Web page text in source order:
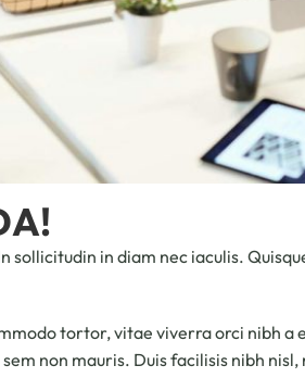
in diam nec iaculis.
tortor, vitae viverra orci nibh a
non mauris. Duis facilisis nibh